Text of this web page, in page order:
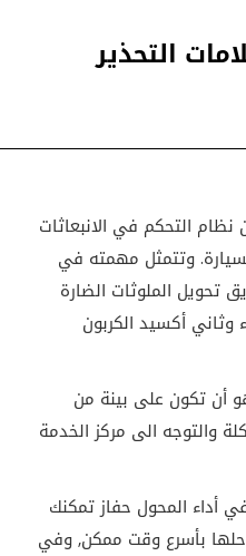
التحذير
التحكم في الانبعاثات
وتتمثل مهمته في
تحويل الملوثات الضارة
وثاني أكسيد الكربون
أن تكون على بينة من
والتوجه الى مركز الخدمة
المحول حفاز تمكنك
بأسرع وقت ممكن, وفي